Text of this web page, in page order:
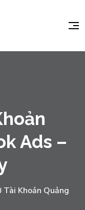
Ads –
Tài Khoản Quảng